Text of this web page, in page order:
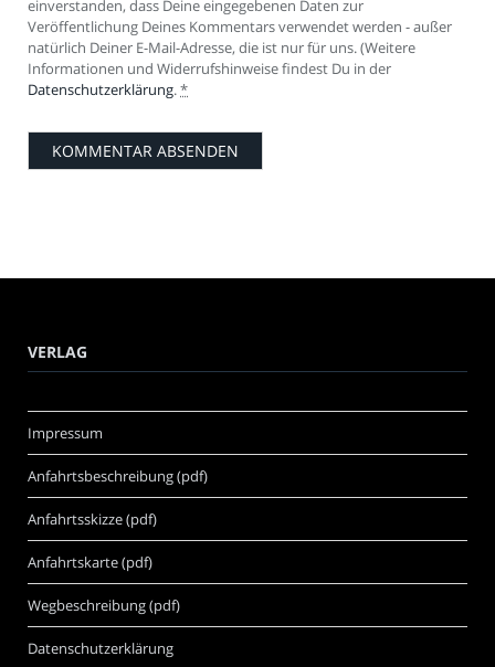
einverstanden, dass Deine eingegebenen Daten zur
Veröffentlichung Deines Kommentars verwendet werden - außer
natürlich Deiner E-Mail-Adresse, die ist nur für uns. (Weitere
Informationen und Widerrufshinweise findest Du in der
Datenschutzerklärung.*
VERLAG
Impressum
Anfahrtsbeschreibung (pdf)
Anfahrtsskizze (pdf)
Anfahrtskarte (pdf)
Wegbeschreibung (pdf)
Datenschutzerklärung